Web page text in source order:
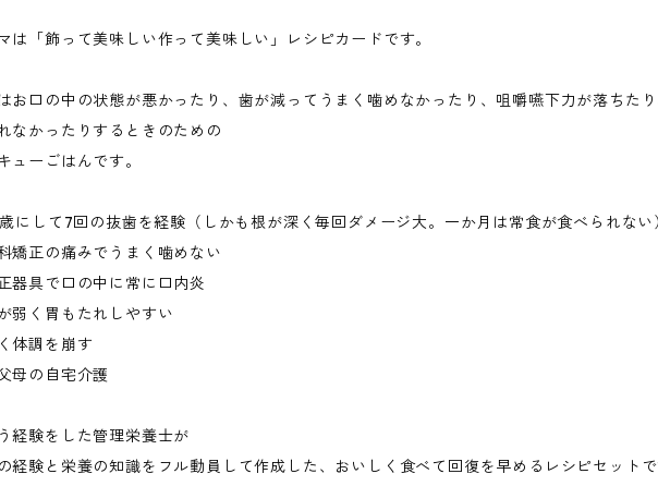
は「飾って美味しい作って美味しい」レシピカードです。
お口の中の状態が悪かったり、歯が減ってうまく噛めなかったり、咀嚼嚥下力が落ちた
なかったりするときのための
ューごはんです。
にして7回の抜歯を経験（しかも根が深く毎回ダメージ大。一か月は常食が食べられない
矯正の痛みでうまく噛めない
器具で口の中に常に口内炎
弱く胃もたれしやすい
体調を崩す
母の自宅介護
経験をした管理栄養士が
経験と栄養の知識をフル動員して作成した、おいしく食べて回復を早めるレシピセットで